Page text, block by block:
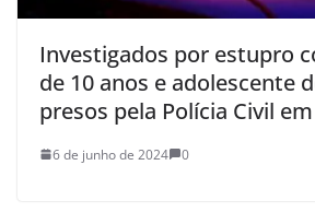
Investigados por estupro
de 10 anos e adolescente
presos pela Polícia Civil
6 de junho de 2024 0